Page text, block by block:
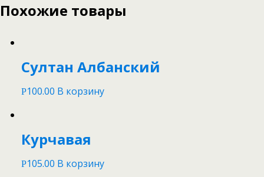
Похожие товары
Султан Албанский
Р100.00 В корзину
Курчавая
Р105.00 В корзину